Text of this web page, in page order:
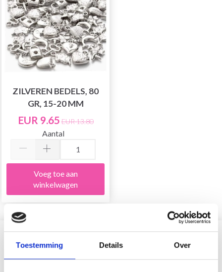
Toestemming Details Over
ZILVEREN BEDELS, 80
GR, 15-20 MM
EUR 9.65 EUR 13.80
Aantal
Voeg toe aan
winkelwagen